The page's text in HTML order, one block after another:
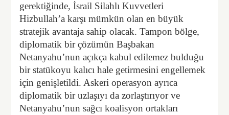
gerektiğinde, İsrail Silahlı Kuvvetleri
Hizbullah’a karşı mümkün olan en büyük
stratejik avantaja sahip olacak. Tampon bölge,
diplomatik bir çözümün Başbakan
Netanyahu’nun açıkça kabul edilemez bulduğu
bir statükoyu kalıcı hale getirmesini engellemek
için genişletildi. Askeri operasyon ayrıca
diplomatik bir uzlaşıyı da zorlaştırıyor ve
Netanyahu’nun sağcı koalisyon ortakları